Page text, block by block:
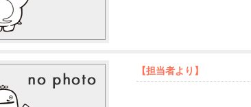
【担当者より】